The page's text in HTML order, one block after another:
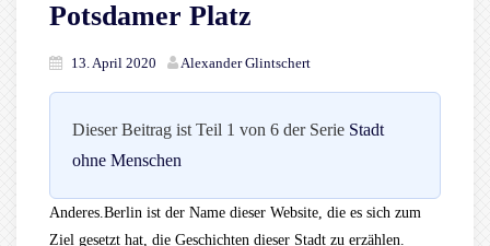
Potsdamer Platz
13. April 2020 Alexander Glintschert
Dieser Beitrag ist Teil 1 von 6 der Serie Stadt
ohne Menschen
Anderes.Berlin ist der Name dieser Website, die es sich zum
Ziel gesetzt hat, die Geschichten dieser Stadt zu erzählen.